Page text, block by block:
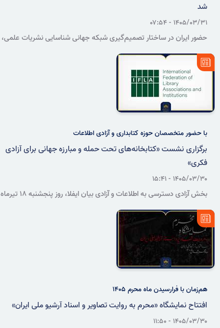
شد
۱۴۰۵/۰۳/۳۱ - ۰۷:۵۴
حضور ایران در ساختار تصمیم‌گیری شبکه جهانی شناسایی نشریات علمی،
بین‌المللی ISSN در دوره ۲۰۲۶ تا ۲۰۲۸ تداوم یافت.
با حضور متخصصان حوزه کتابداری و آزادی اطلاعات
برگزاری نشست «کتابخانه‌های تحت حمله و مبارزه جهانی برای آزادی
فکری»
۱۴۰۵/۰۳/۳۰ - ۱۵:۴۱
بخش آزادی دسترسی به اطلاعات و آزادی بیان ایفلا، روز پنجشنبه ۱۸ تیرماه
و راهکارهای تقویت تاب‌آوری نهادهای کتابخانه‌ای برگزار می‌کند.
هم‌زمان با فرارسیدن ماه محرم ۱۴۰۵
افتتاح نمایشگاه «محرم به روایت تصاویر و اسناد آرشیو ملی ایران»
۱۴۰۵/۰۳/۳۰ - ۱۱:۵۰